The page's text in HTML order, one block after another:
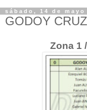
sábado, 14 de mayo
GODOY
Zona 1